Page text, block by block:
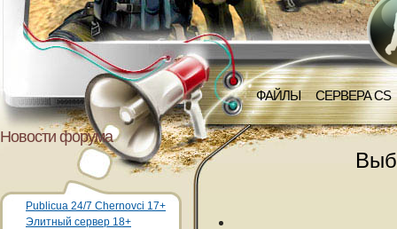
ФАЙЛЫ СЕРВЕРА CS
Новости форума
Publicua 24/7 Chernovci 17+
Элитный сервер 18+